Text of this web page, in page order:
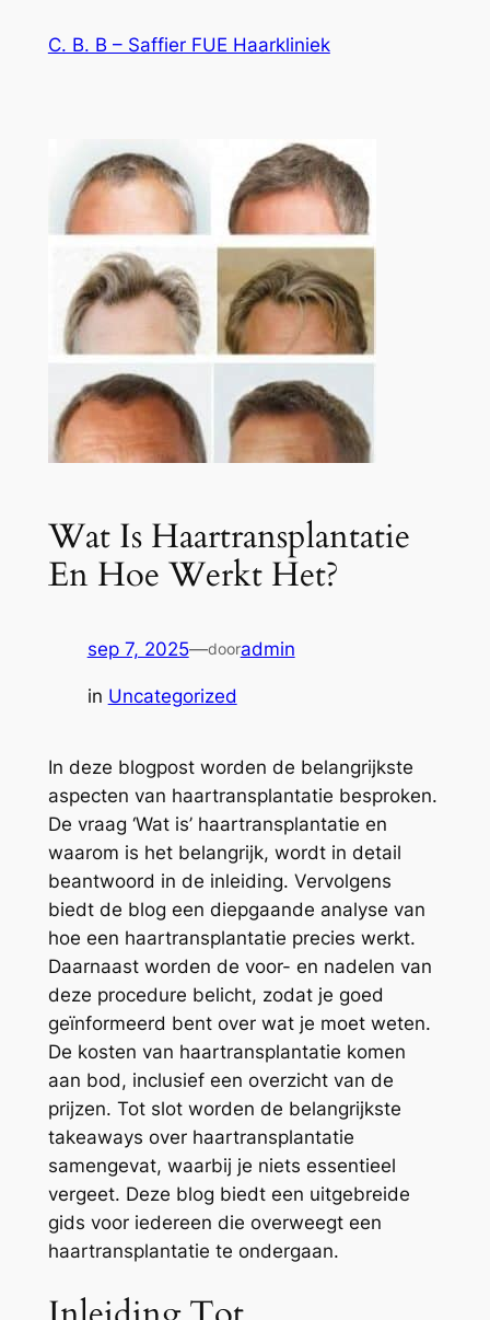
C. B. B – Saffier FUE Haarkliniek
Wat Is Haartransplantatie
En Hoe Werkt Het?
sep 7, 2025—dooradmin
in Uncategorized
In deze blogpost worden de belangrijkste
aspecten van haartransplantatie besproken.
De vraag ‘Wat is’ haartransplantatie en
waarom is het belangrijk, wordt in detail
beantwoord in de inleiding. Vervolgens
biedt de blog een diepgaande analyse van
hoe een haartransplantatie precies werkt.
Daarnaast worden de voor- en nadelen van
deze procedure belicht, zodat je goed
geïnformeerd bent over wat je moet weten.
De kosten van haartransplantatie komen
aan bod, inclusief een overzicht van de
prijzen. Tot slot worden de belangrijkste
takeaways over haartransplantatie
samengevat, waarbij je niets essentieel
vergeet. Deze blog biedt een uitgebreide
gids voor iedereen die overweegt een
haartransplantatie te ondergaan.